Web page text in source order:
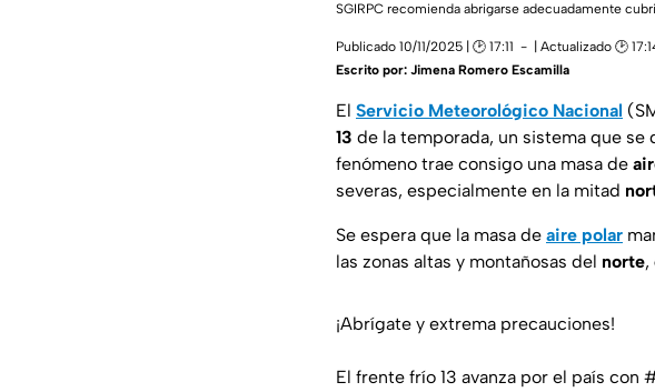
SGIRPC recomienda abrigarse adecuadamente
Publicado 10/11/2025 | 🕑 17:11 | Actualizado 🕑
Escrito por: Jimena Romero Escamilla
El Servicio Meteorológico Nacional
13 de la temporada, un sistema que se
fenómeno trae consigo una masa de
severas, especialmente en la mitad
Se espera que la masa de aire polar
las zonas altas y montañosas del norte,
¡Abrígate y extrema precauciones!
El frente frío 13 avanza por el país con